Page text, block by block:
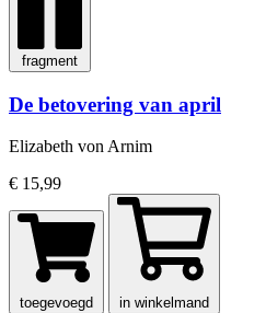
fragment
De betovering van april
Elizabeth von Arnim
€ 15,99
toegevoegd in winkelmand